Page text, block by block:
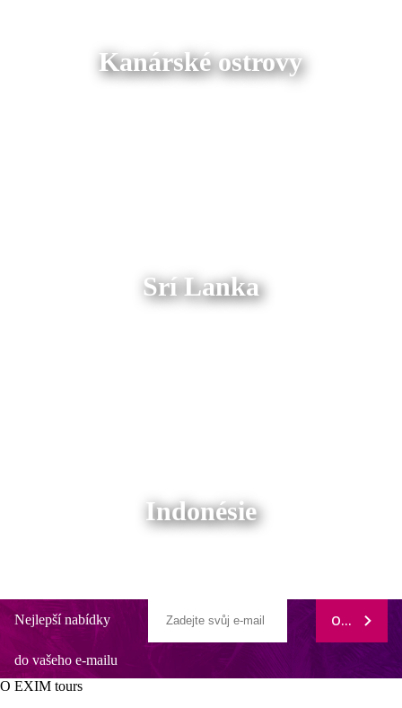
Kanárské ostrovy
Srí Lanka
Indonésie
Nejlepší nabídky
do vašeho e-mailu
ODEBÍRAT
O EXIM tours